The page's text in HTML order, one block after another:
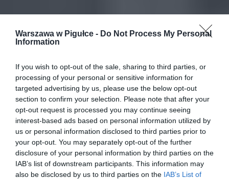
Warszawa w Pigułce - Do Not Process My Personal
Information
If you wish to opt-out of the sale, sharing to third parties, or
processing of your personal or sensitive information for
targeted advertising by us, please use the below opt-out
section to confirm your selection. Please note that after your
opt-out request is processed you may continue seeing
interest-based ads based on personal information utilized by
us or personal information disclosed to third parties prior to
your opt-out. You may separately opt-out of the further
disclosure of your personal information by third parties on the
IAB’s list of downstream participants. This information may
also be disclosed by us to third parties on the IAB’s List of